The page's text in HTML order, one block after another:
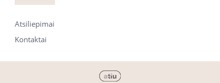
Atsiliepimai
Kontaktai